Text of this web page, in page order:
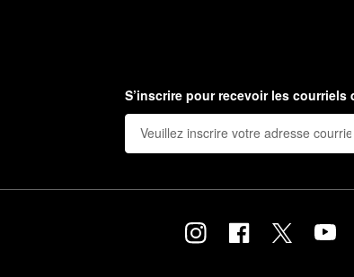
S’inscrire pour recevoir les courriels